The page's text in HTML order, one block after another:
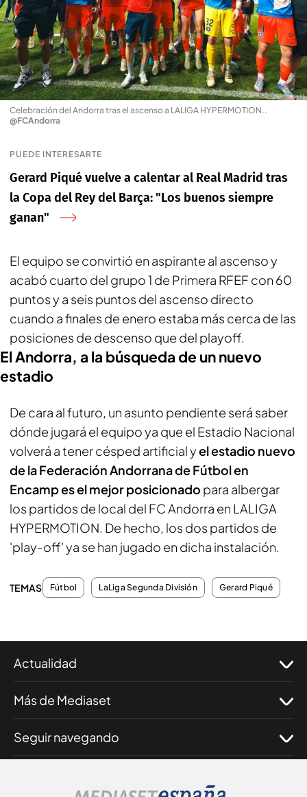
Celebración del Andorra tras el ascenso a LALIGA HYPERMOTION..
@FCAndorra
PUEDE INTERESARTE
Gerard Piqué vuelve a calentar al Real Madrid tras
la Copa del Rey del Barça: "Los buenos siempre
ganan"
El equipo se convirtió en aspirante al ascenso y
acabó cuarto del grupo 1 de Primera RFEF con 60
puntos y a seis puntos del ascenso directo
cuando a finales de enero estaba más cerca de las
posiciones de descenso que del playoff.
El Andorra, a la búsqueda de un nuevo
estadio
De cara al futuro, un asunto pendiente será saber
dónde jugará el equipo ya que el Estadio Nacional
volverá a tener césped artificial yel estadio nuevo
de la Federación Andorrana de Fútbol en
Encamp es el mejor posicionado para albergar
los partidos de local del FC Andorra en LALIGA
HYPERMOTION. De hecho, los dos partidos de
'play-off' ya se han jugado en dicha instalación.
TEMAS Fútbol LaLiga Segunda División Gerard Piqué
Actualidad
Más de Mediaset
Seguir navegando